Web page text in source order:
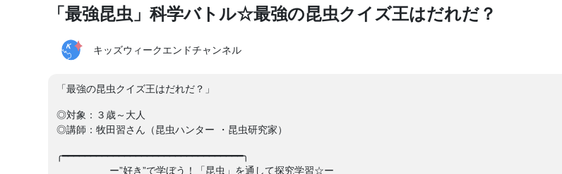
「最強昆虫」科学バトル☆最強の昆虫クイズ王はだれだ？
キッズウィークエンドチャンネル
「最強の昆虫クイズ王はだれだ？」
◎対象：３歳～大人
◎講師：牧田習さん（昆虫ハンター ・昆虫研究家）
╭━━━━━━━━━━━━━━━━━━━━━━━━━━━━━━━━╮